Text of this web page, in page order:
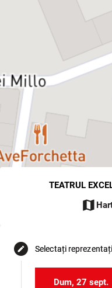
TEATRUL
map
edit Selectați
Dum, 27 sept.